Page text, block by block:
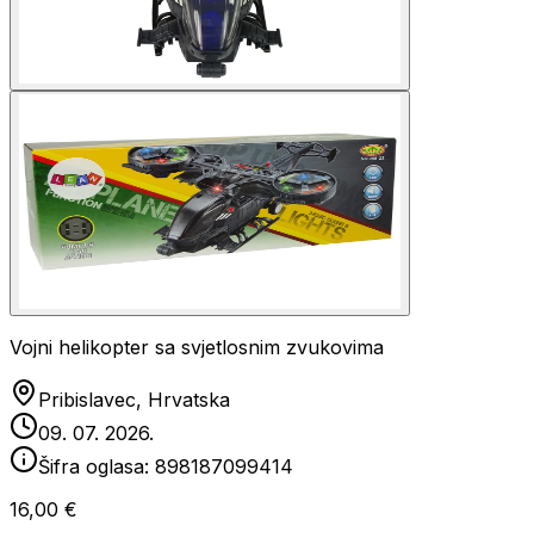
Vojni helikopter sa svjetlosnim zvukovima
Pribislavec, Hrvatska
09. 07. 2026.
Šifra oglasa: 898187099414
16,00 €